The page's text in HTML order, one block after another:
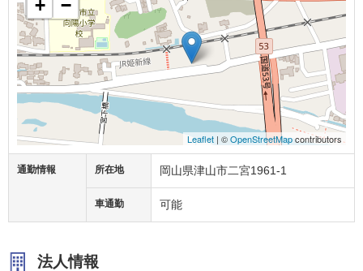
+ −
Leaflet | ©OpenStreetMapcontributors
通勤情報 所在地 岡山県津山市二宮1961-1
車通勤 可能
法人情報